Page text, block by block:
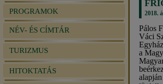
PROGRAMOK
NÉV- ÉS CÍMTÁR
TURIZMUS
HITOKTATÁS
2018.
Pálos
Váci
a